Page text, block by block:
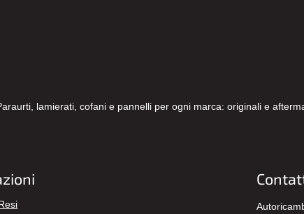
lamierati, cofani e pannelli per ogni marca: originali e